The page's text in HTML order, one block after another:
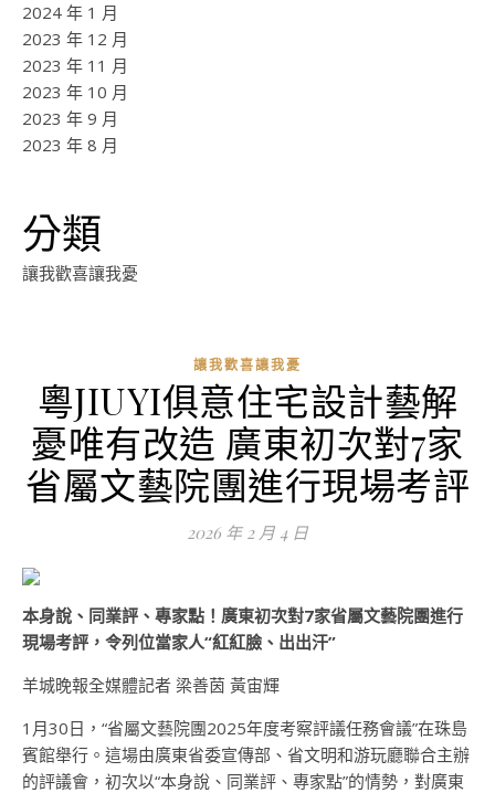
2024 年 1 月
2023 年 12 月
2023 年 11 月
2023 年 10 月
2023 年 9 月
2023 年 8 月
分類
讓我歡喜讓我憂
讓我歡喜讓我憂
粵JIUYI俱意住宅設計藝解
憂唯有改造 廣東初次對7家
省屬文藝院團進行現場考評
2026 年 2 月 4 日
本身說、同業評、專家點！廣東初次對7家省屬文藝院團進行
現場考評，令列位當家人“紅紅臉、出出汗”
羊城晚報全媒體記者 梁善茵 黃宙輝
1月30日，“省屬文藝院團2025年度考察評議任務會議”在珠島
賓館舉行。這場由廣東省委宣傳部、省文明和游玩廳聯合主辦
的評議會，初次以“本身說、同業評、專家點”的情勢，對廣東